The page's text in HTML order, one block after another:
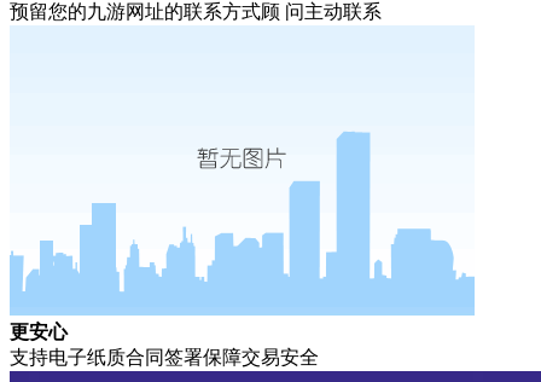
预留您的九游网址的联系方式顾 问主动联系
更安心
支持电子纸质合同签署保障交易安全